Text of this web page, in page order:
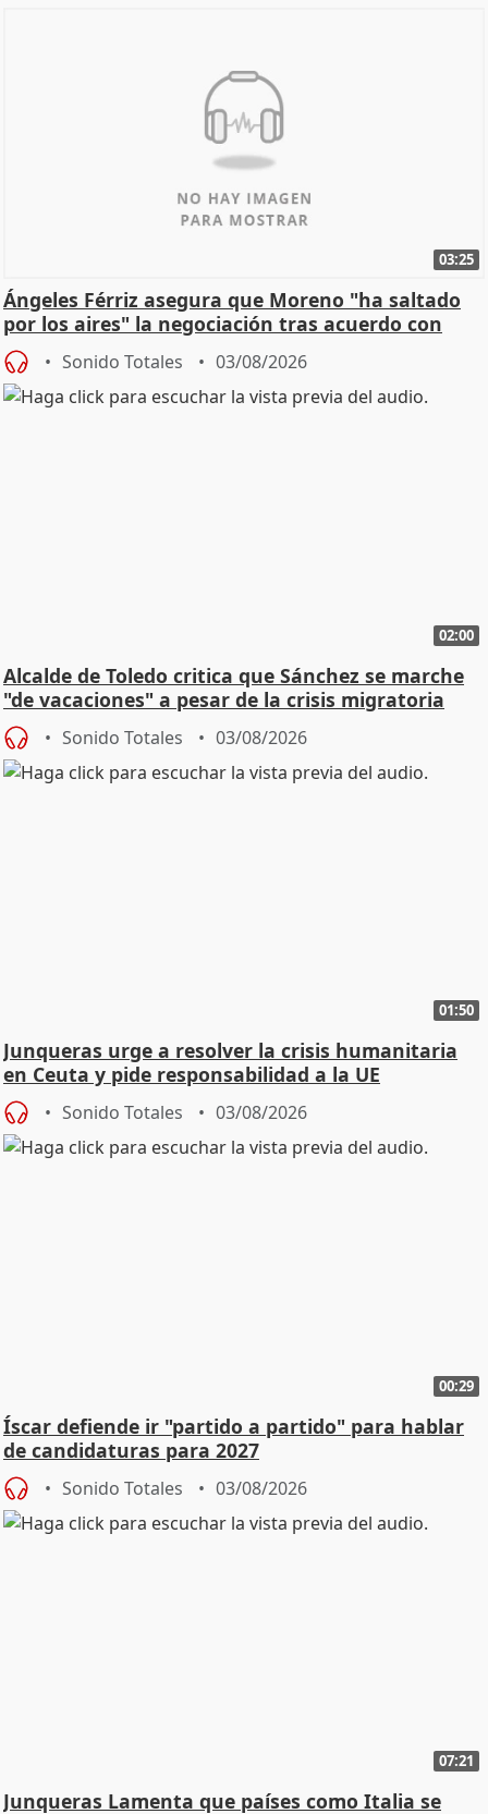
03:25
Ángeles Férriz asegura que Moreno "ha saltado
por los aires" la negociación tras acuerdo con
SMA
Sonido Totales 03/08/2026
02:00
Alcalde de Toledo critica que Sánchez se marche
"de vacaciones" a pesar de la crisis migratoria
Sonido Totales 03/08/2026
01:50
Junqueras urge a resolver la crisis humanitaria
en Ceuta y pide responsabilidad a la UE
Sonido Totales 03/08/2026
00:29
Íscar defiende ir "partido a partido" para hablar
de candidaturas para 2027
Sonido Totales 03/08/2026
07:21
Junqueras Lamenta que países como Italia se